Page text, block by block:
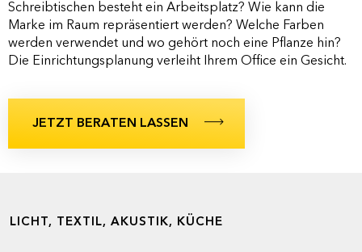
Schreibtischen besteht ein Arbeitsplatz? Wie kann die
Marke im Raum repräsentiert werden? Welche Farben
werden verwendet und wo gehört noch eine Pflanze hin?
Die Einrichtungsplanung verleiht Ihrem Office ein Gesicht.
JETZT BERATEN LASSEN
LICHT, TEXTIL, AKUSTIK, KÜCHE